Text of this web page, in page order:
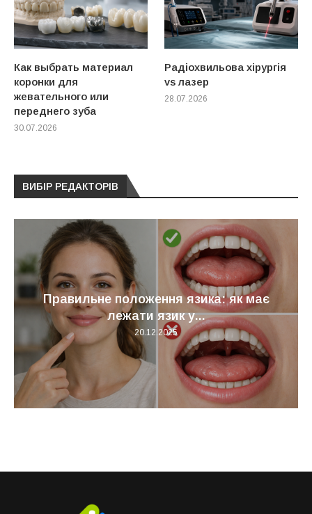
Как выбрать материал
коронки для
жевательного или
переднего зуба
30.07.2026
Радіохвильова хірургія
vs лазер
28.07.2026
ВИБІР РЕДАКТОРІВ
Правильне положення язика: як має
лежати язик у...
20.12.2025